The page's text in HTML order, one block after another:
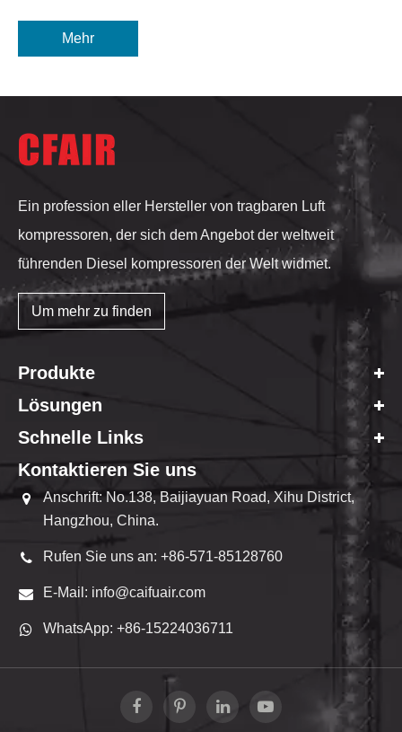
Mehr
Ein profession eller Hersteller von tragbaren Luft
kompressoren, der sich dem Angebot der weltweit
führenden Diesel kompressoren der Welt widmet.
Um mehr zu finden
Produkte
Lösungen
Schnelle Links
Kontaktieren Sie uns
Anschrift: No.138, Baijiayuan Road, Xihu District,
Hangzhou, China.
Rufen Sie uns an: +86-571-85128760
E-Mail: info@caifuair.com
WhatsApp: +86-15224036711